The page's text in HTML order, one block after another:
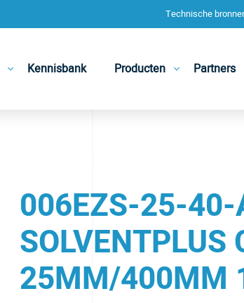
Technische
Kennisbank Producten Partners
006EZS-25-40-
SOLVENTPLUS
25MM/400MM